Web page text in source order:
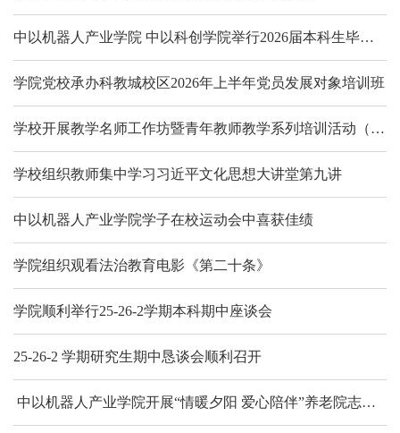
中以机器人产业学院 中以科创学院举行2026届本科生毕业汇报暨毕业典礼
学院党校承办科教城校区2026年上半年党员发展对象培训班
学校开展教学名师工作坊暨青年教师教学系列培训活动（第九期）
学校组织教师集中学习习近平文化思想大讲堂第九讲
中以机器人产业学院学子在校运动会中喜获佳绩
学院组织观看法治教育电影《第二十条》
学院顺利举行25-26-2学期本科期中座谈会
25-26-2 学期研究生期中恳谈会顺利召开
​ 中以机器人产业学院开展“情暖夕阳 爱心陪伴”养老院志愿服务活动